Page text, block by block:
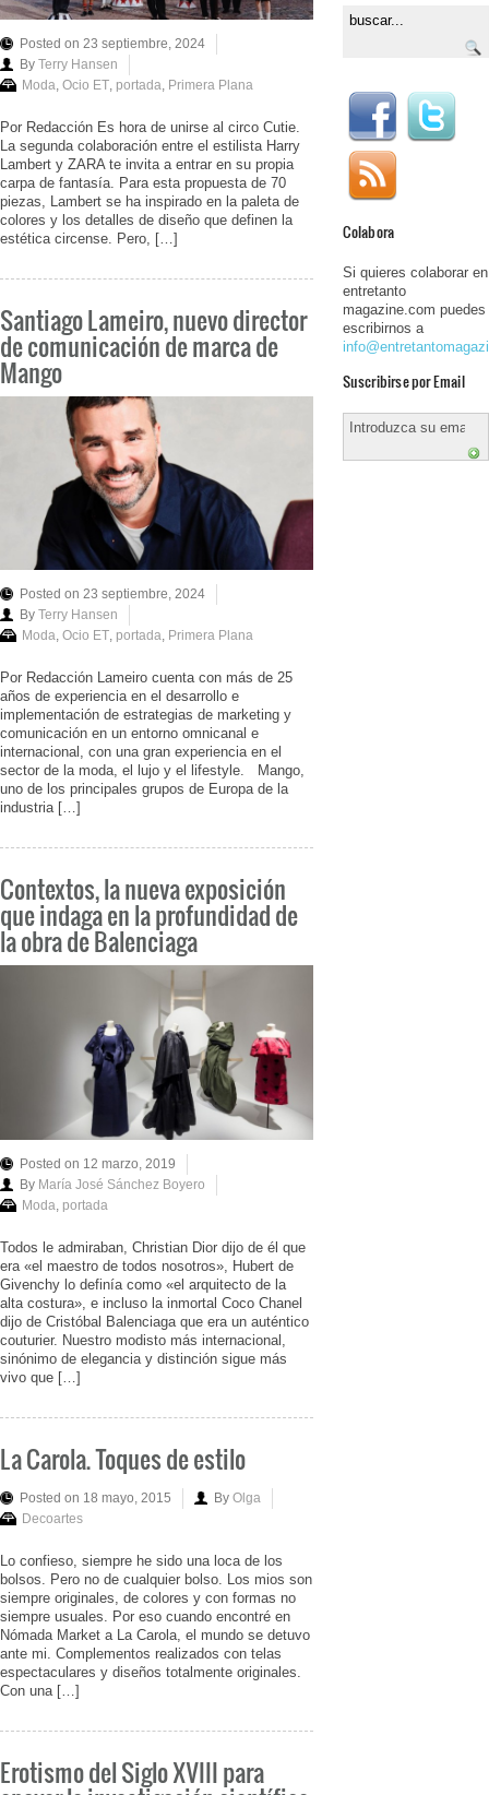
Posted on 23 septiembre, 2024
By Terry Hansen
Moda, Ocio ET, portada, Primera Plana
Por Redacción Es hora de unirse al circo Cutie.
La segunda colaboración entre el estilista Harry
Lambert y ZARA te invita a entrar en su propia
carpa de fantasía. Para esta propuesta de 70
piezas, Lambert se ha inspirado en la paleta de
colores y los detalles de diseño que definen la
estética circense. Pero, […]
Santiago Lameiro, nuevo director
de comunicación de marca de
Mango
Posted on 23 septiembre, 2024
By Terry Hansen
Moda, Ocio ET, portada, Primera Plana
Por Redacción Lameiro cuenta con más de 25
años de experiencia en el desarrollo e
implementación de estrategias de marketing y
comunicación en un entorno omnicanal e
internacional, con una gran experiencia en el
sector de la moda, el lujo y el lifestyle. Mango,
uno de los principales grupos de Europa de la
industria […]
Contextos, la nueva exposición
que indaga en la profundidad de
la obra de Balenciaga
Posted on 12 marzo, 2019
By María José Sánchez Boyero
Moda portada
Todos le admiraban, Christian Dior dijo de él que
era «el maestro de todos nosotros», Hubert de
Givenchy lo definía como «el arquitecto de la
alta costura», e incluso la inmortal Coco Chanel
dijo de Cristóbal Balenciaga que era un auténtico
couturier. Nuestro modisto más internacional,
sinónimo de elegancia y distinción sigue más
vivo que […]
La Carola. Toques de estilo
Posted on 18 mayo, 2015 By Olga
Decoartes
Lo confieso, siempre he sido una loca de los
bolsos. Pero no de cualquier bolso. Los mios son
siempre originales, de colores y con formas no
siempre usuales. Por eso cuando encontré en
Nómada Market a La Carola, el mundo se detuvo
ante mi. Complementos realizados con telas
espectaculares y diseños totalmente originales.
Con una […]
Erotismo del Siglo XVIII para
Colabora
Si quieres colaborar en
entretanto
magazine.com puedes
escribirnos a
Suscribirse por Email